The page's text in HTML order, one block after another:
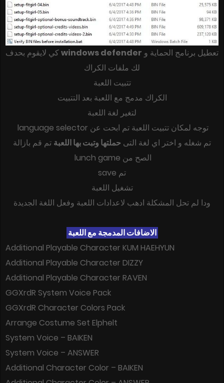
تعطيل برنامج الحماية و windows defenderكي لايقوم بحدف
لك ملفات الكراك
تتبيت اللعبة
الكراك مدمج مع اللعبة بعد التتبيت
لتغير لغة اللعبة
توجه لمكان تتبيت اللعبة تم ابحت عن language selector
تم شغله و اختر اي لغة التى حملتها وتبت بها اللعبة تم قم بازالة
الصح من lunch game
تم save
تشغيل اللعبة
ودا لم تحل المشكلة ادهب لاعدادات اللعبة وفعل اللغة الجديدة
الاضافات المدمجة مع اللعبة
Additional Playable Character KUM HAEHYUN
Additional Playable Character DIZZY
Additional Playable Character RAVEN
GGXrdR System Voice Pack
GGXrdR Character Colors Pack
Arrange Costume Set Elphelt
System Voice – BAIKEN
System Voice – ANSWER
Additional Character Color – BAIKEN